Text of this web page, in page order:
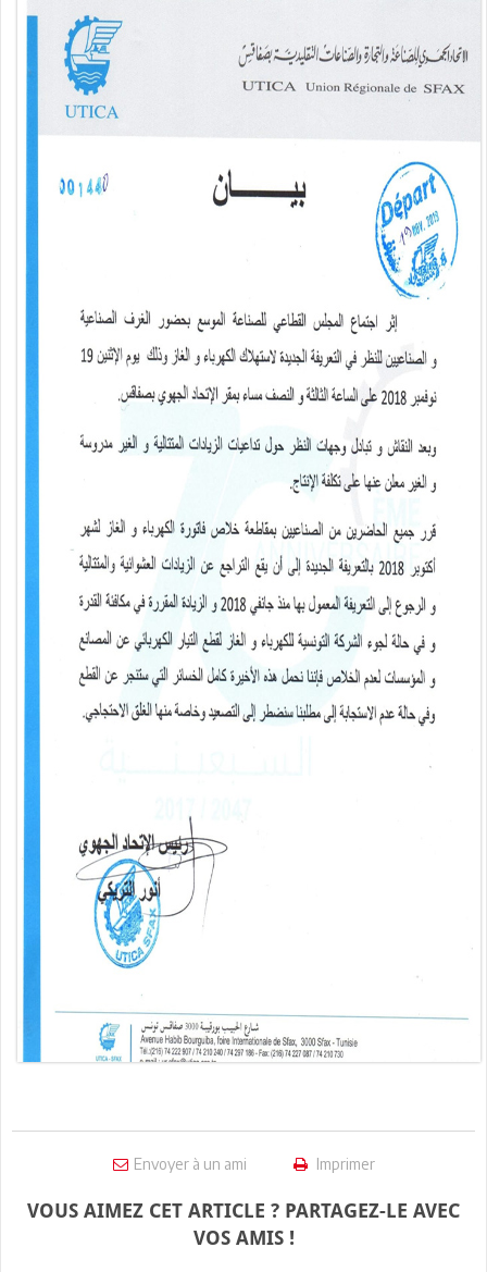
Envoyer à un ami Imprimer
VOUS AIMEZ CET ARTICLE ? PARTAGEZ-LE AVEC
VOS AMIS !